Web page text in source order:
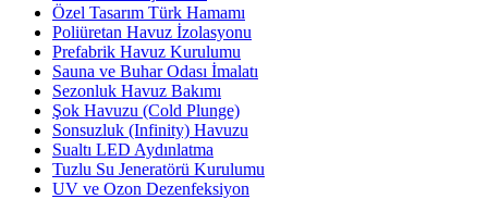
Özel Tasarım Türk Hamamı
Poliüretan Havuz İzolasyonu
Prefabrik Havuz Kurulumu
Sauna ve Buhar Odası İmalatı
Sezonluk Havuz Bakımı
Şok Havuzu (Cold Plunge)
Sonsuzluk (Infinity) Havuzu
Sualtı LED Aydınlatma
Tuzlu Su Jeneratörü Kurulumu
UV ve Ozon Dezenfeksiyon